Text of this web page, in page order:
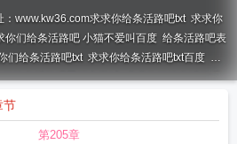
：www.kw36.com求求你给条活路吧txt 求求你
你们给条活路吧 小猫不爱叫百度 给条活路吧表
们给条活路吧txt 求求你给条活路吧txt百度 求
们给条活路吧晋江文学城求求你们给条活路吧
作者小猫不爱叫
活路快穿求求你们给条活路吧～小猫不爱叫
节
第205章